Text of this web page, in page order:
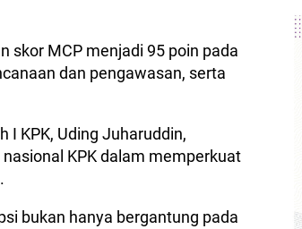
skor MCP menjadi 95 poin pada
dan pengawasan, serta
I KPK, Uding Juharuddin,
KPK dalam memperkuat
bukan hanya bergantung pada